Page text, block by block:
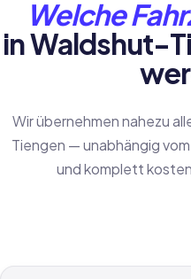
Welche
in Waldshut-
Wir übernehmen nahezu
Tiengen — unabhängig
und komplett